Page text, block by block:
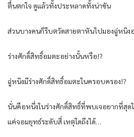
ตื่นตกใจ ดูแล้วทั้งประหลาดทั้งน่าขัน
ส่วนบางคนก็รีบตวัดสายตาหันไปมองฉู่หนิงอ
ร่างศักดิ์สิทธิ์อมตะอย่างนั้นหรือ!?
ฉู่หนิงมีร่างศักดิ์สิทธิ์อมตะในครอบครอง!?
นั่นคือหนึ่งในร่างศักดิ์สิทธิ์ที่พบเจอยากที่สุด
แค่จอมยุทธ์ระดับสี่ เหตุใดถึงได้…